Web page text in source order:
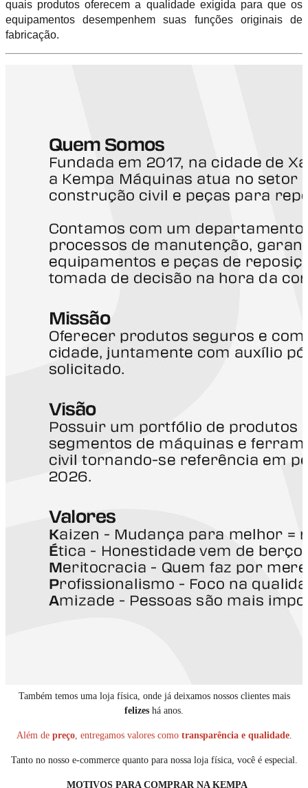
quais produtos oferecem a qualidade exigida para que os
equipamentos desempenhem suas funções originais de
fabricação.
Também temos uma loja física, onde já deixamos nossos clientes mais
felizes há anos.
Além de preço, entregamos valores como transparência e qualidade.
Tanto no nosso e-commerce quanto para nossa loja física, você é especial.
MOTIVOS PARA COMPRAR NA KEMPA